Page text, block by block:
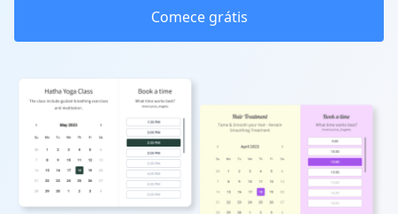
Comece grátis